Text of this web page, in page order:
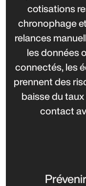
cotisations
chronophage
relances
les données
connectés, les
prennent des
baisse du
contact